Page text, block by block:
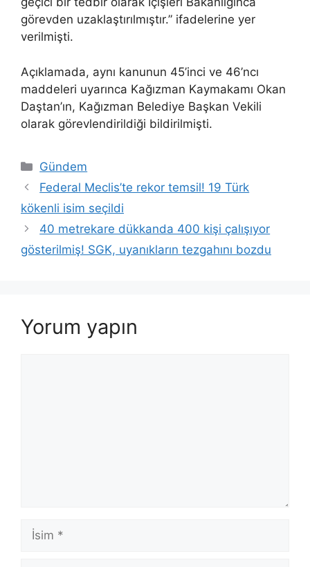
görevden uzaklaştırılmıştır.” ifadelerine yer
verilmişti.
Açıklamada, aynı kanunun 45’inci ve 46’ncı
maddeleri uyarınca Kağızman Kaymakamı Okan
Daştan’ın, Kağızman Belediye Başkan Vekili
olarak görevlendirildiği bildirilmişti.
Kategoriler
Gündem
Federal Meclis’te rekor temsil! 19 Türk
kökenli isim seçildi
40 metrekare dükkanda 400 kişi çalışıyor
gösterilmiş! SGK, uyanıkların tezgahını bozdu
Yorum yapın
İsim